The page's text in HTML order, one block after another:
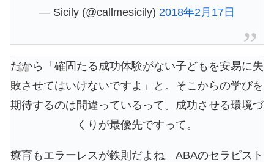
— Sicily (@callmesicily) 2018年2月17日
だから「確固たる成功体験がない子どもを安易に失
敗させてはいけないですよ」と。そこからの学びを
期待するのは間違っているって。成功させる環境づ
くりが最優先ですって。
療育もエラーレスが鉄則だよね。ABAのセラピスト